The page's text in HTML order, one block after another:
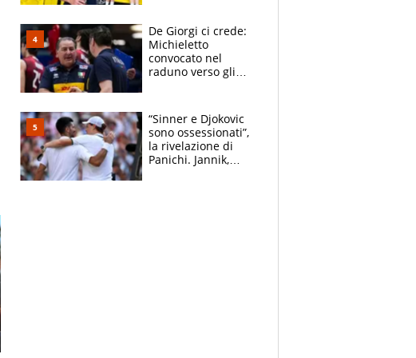
vuole la Roubaix
De Giorgi ci crede:
Michieletto
convocato nel
raduno verso gli
“Sinner e Djokovic
sono ossessionati”,
la rivelazione di
Panichi. Jannik,